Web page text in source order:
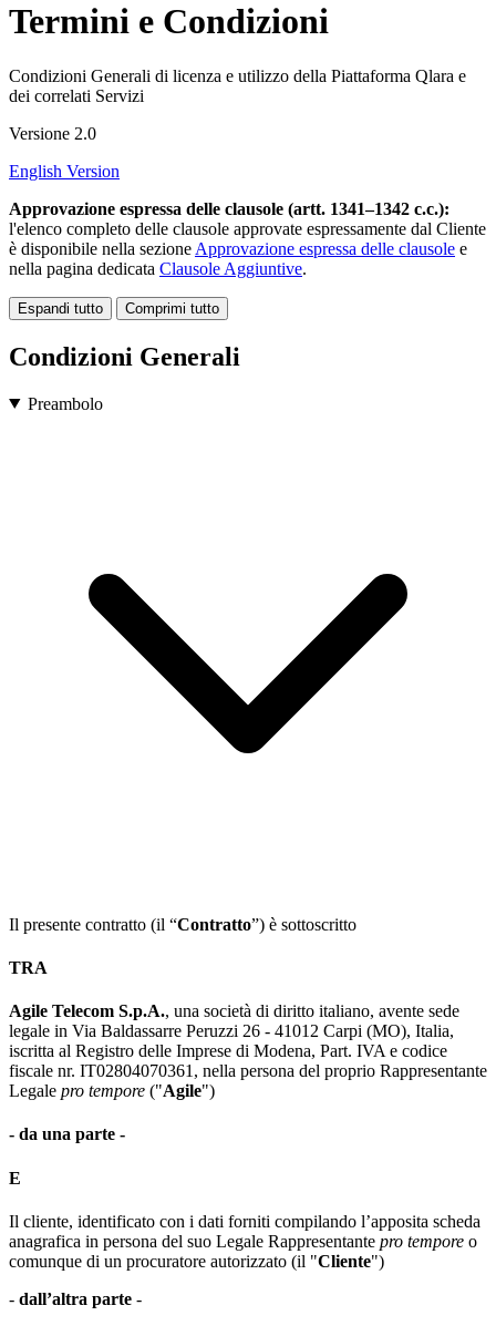
Termini e Condizioni
Condizioni Generali di licenza e utilizzo della Piattaforma Qlara e
dei correlati Servizi
Versione 2.0
English Version
Approvazione espressa delle clausole (artt. 1341–1342 c.c.):
l'elenco completo delle clausole approvate espressamente dal Cliente
è disponibile nella sezione Approvazione espressa delle clausole e
nella pagina dedicata Clausole Aggiuntive.
Espandi tutto Comprimi tutto
Condizioni Generali
Preambolo
Il presente contratto (il “Contratto”) è sottoscritto
TRA
Agile Telecom S.p.A., una società di diritto italiano, avente sede
legale in Via Baldassarre Peruzzi 26 - 41012 Carpi (MO), Italia,
iscritta al Registro delle Imprese di Modena, Part. IVA e codice
fiscale nr. IT02804070361, nella persona del proprio Rappresentante
Legale pro tempore ("Agile")
- da una parte -
E
Il cliente, identificato con i dati forniti compilando l’apposita scheda
anagrafica in persona del suo Legale Rappresentante pro tempore o
comunque di un procuratore autorizzato (il "Cliente")
- dall’altra parte -